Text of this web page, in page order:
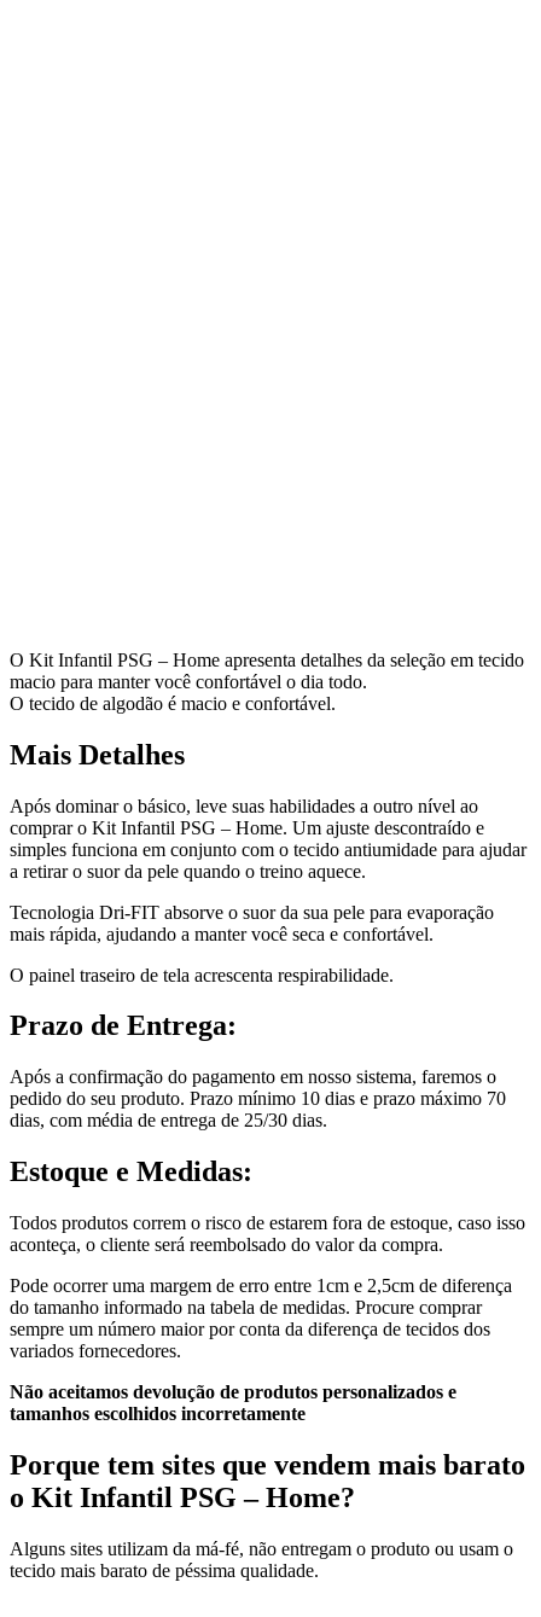
O Kit Infantil PSG – Home apresenta detalhes da seleção em tecido
macio para manter você confortável o dia todo.
O tecido de algodão é macio e confortável.
Mais Detalhes
Após dominar o básico, leve suas habilidades a outro nível ao
comprar o Kit Infantil PSG – Home. Um ajuste descontraído e
simples funciona em conjunto com o tecido antiumidade para ajudar
a retirar o suor da pele quando o treino aquece.
Tecnologia Dri-FIT absorve o suor da sua pele para evaporação
mais rápida, ajudando a manter você seca e confortável.
O painel traseiro de tela acrescenta respirabilidade.
Prazo de Entrega:
Após a confirmação do pagamento em nosso sistema, faremos o
pedido do seu produto. Prazo mínimo 10 dias e prazo máximo 70
dias, com média de entrega de 25/30 dias.
Estoque e Medidas:
Todos produtos correm o risco de estarem fora de estoque, caso isso
aconteça, o cliente será reembolsado do valor da compra.
Pode ocorrer uma margem de erro entre 1cm e 2,5cm de diferença
do tamanho informado na tabela de medidas. Procure comprar
sempre um número maior por conta da diferença de tecidos dos
variados fornecedores.
Não aceitamos devolução de produtos personalizados e
tamanhos escolhidos incorretamente
Porque tem sites que vendem mais barato
o Kit Infantil PSG – Home?
Alguns sites utilizam da má-fé, não entregam o produto ou usam o
tecido mais barato de péssima qualidade.